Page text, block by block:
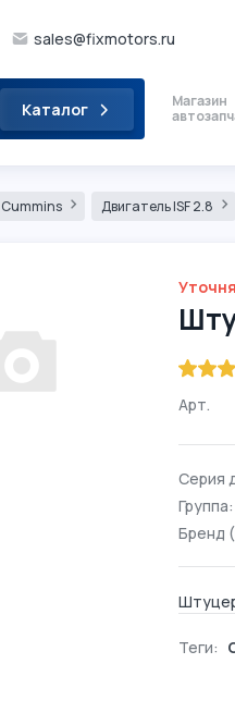
sales@fixmotors.ru
Каталог
Магазин
Cummins Двигатель ISF 2.8
Арт.
Серия
Группа:
Бренд
Теги: